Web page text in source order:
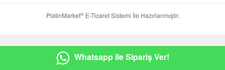
PlatinMarket®E-Ticaret Sistemi İle Hazırlanmıştır.
Whatsapp ile Sipariş Ver!